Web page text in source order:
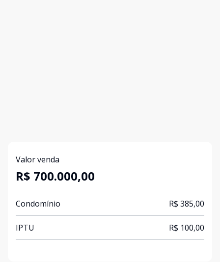
Valor venda
R$ 700.000,00
Condomínio R$ 385,00
IPTU R$ 100,00